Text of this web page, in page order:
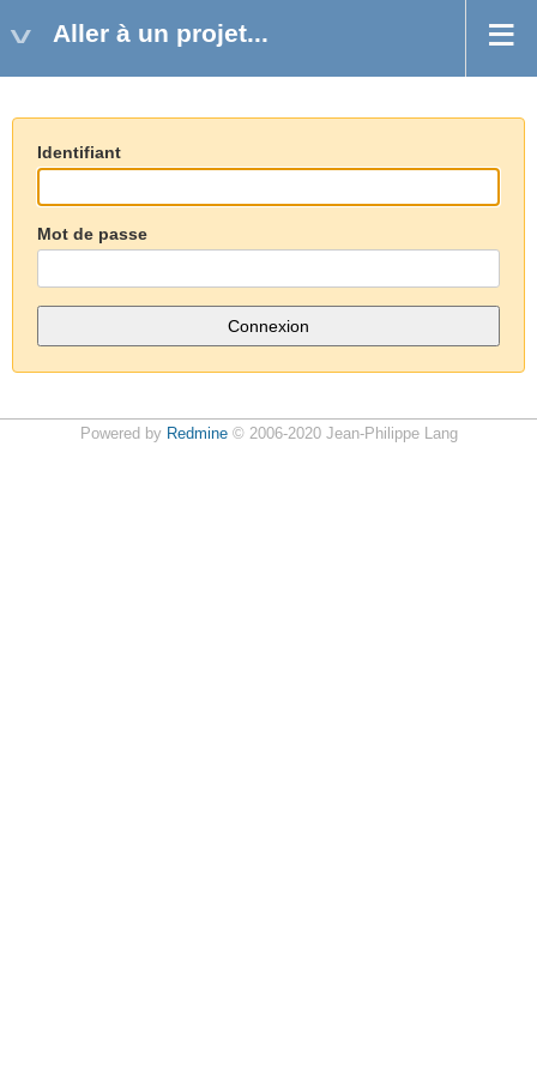
Aller à un projet...
Identifiant
Mot de passe
Powered by Redmine© 2006-2020 Jean-Philippe Lang